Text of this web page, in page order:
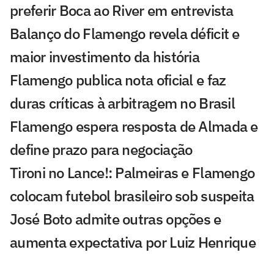
preferir Boca ao River em entrevista
Balanço do Flamengo revela déficit e
maior investimento da história
Flamengo publica nota oficial e faz
duras críticas à arbitragem no Brasil
Flamengo espera resposta de Almada e
define prazo para negociação
Tironi no Lance!: Palmeiras e Flamengo
colocam futebol brasileiro sob suspeita
José Boto admite outras opções e
aumenta expectativa por Luiz Henrique